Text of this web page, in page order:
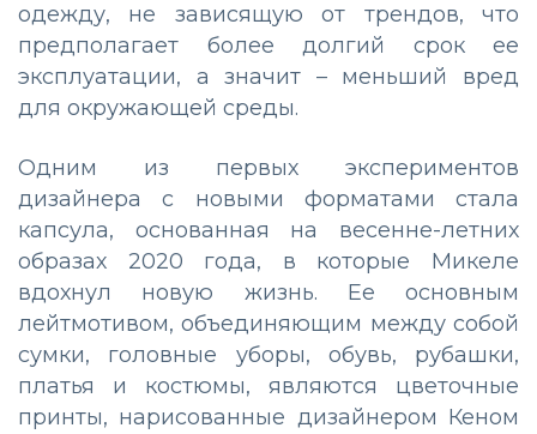
одежду, не зависящую от трендов, что
предполагает более долгий срок ее
эксплуатации, а значит – меньший вред
для окружающей среды.
Одним из первых экспериментов
дизайнера с новыми форматами стала
капсула, основанная на весенне-летних
образах 2020 года, в которые Микеле
вдохнул новую жизнь. Ее основным
лейтмотивом, объединяющим между собой
сумки, головные уборы, обувь, рубашки,
платья и костюмы, являются цветочные
принты, нарисованные дизайнером Кеном